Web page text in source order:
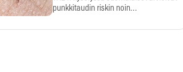
punkkitaudin riskin noin